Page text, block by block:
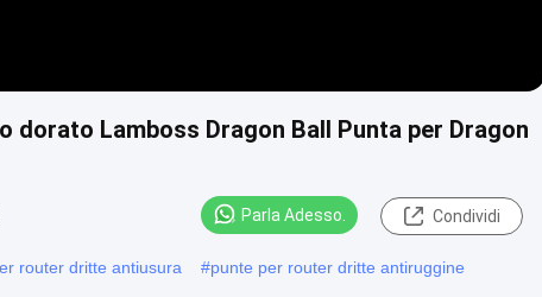
Lamboss Dragon Ball Punta per Dragon
Parla Adesso. Condividi
router dritte antiusura #punte per router dritte antiruggine